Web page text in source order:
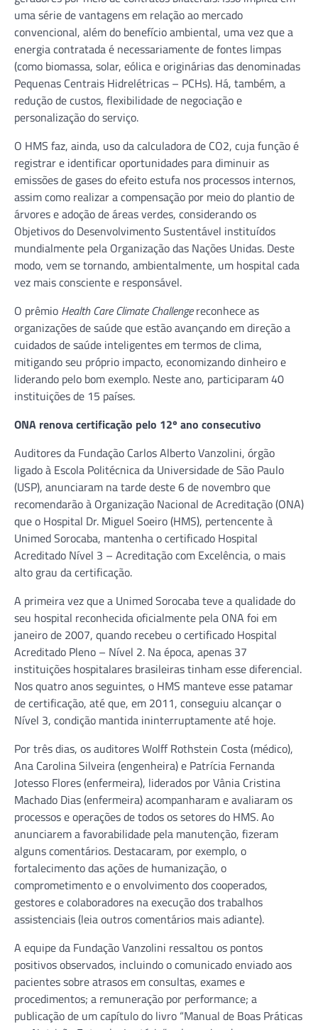
uma série de vantagens em relação ao mercado
convencional, além do benefício ambiental, uma vez que a
energia contratada é necessariamente de fontes limpas
(como biomassa, solar, eólica e originárias das denominadas
Pequenas Centrais Hidrelétricas – PCHs). Há, também, a
redução de custos, flexibilidade de negociação e
personalização do serviço.
O HMS faz, ainda, uso da calculadora de CO2, cuja função é
registrar e identificar oportunidades para diminuir as
emissões de gases do efeito estufa nos processos internos,
assim como realizar a compensação por meio do plantio de
árvores e adoção de áreas verdes, considerando os
Objetivos do Desenvolvimento Sustentável instituídos
mundialmente pela Organização das Nações Unidas. Deste
modo, vem se tornando, ambientalmente, um hospital cada
vez mais consciente e responsável.
O prêmio Health Care Climate Challengereconhece as
organizações de saúde que estão avançando em direção a
cuidados de saúde inteligentes em termos de clima,
mitigando seu próprio impacto, economizando dinheiro e
liderando pelo bom exemplo. Neste ano, participaram 40
instituições de 15 países.
ONA renova certificação pelo 12º ano consecutivo
Auditores da Fundação Carlos Alberto Vanzolini, órgão
ligado à Escola Politécnica da Universidade de São Paulo
(USP), anunciaram na tarde deste 6 de novembro que
recomendarão à Organização Nacional de Acreditação (ONA)
que o Hospital Dr. Miguel Soeiro (HMS), pertencente à
Unimed Sorocaba, mantenha o certificado Hospital
Acreditado Nível 3 – Acreditação com Excelência, o mais
alto grau da certificação.
A primeira vez que a Unimed Sorocaba teve a qualidade do
seu hospital reconhecida oficialmente pela ONA foi em
janeiro de 2007, quando recebeu o certificado Hospital
Acreditado Pleno – Nível 2. Na época, apenas 37
instituições hospitalares brasileiras tinham esse diferencial.
Nos quatro anos seguintes, o HMS manteve esse patamar
de certificação, até que, em 2011, conseguiu alcançar o
Nível 3, condição mantida ininterruptamente até hoje.
Por três dias, os auditores Wolff Rothstein Costa (médico),
Ana Carolina Silveira (engenheira) e Patrícia Fernanda
Jotesso Flores (enfermeira), liderados por Vânia Cristina
Machado Dias (enfermeira) acompanharam e avaliaram os
processos e operações de todos os setores do HMS. Ao
anunciarem a favorabilidade pela manutenção, fizeram
alguns comentários. Destacaram, por exemplo, o
fortalecimento das ações de humanização, o
comprometimento e o envolvimento dos cooperados,
gestores e colaboradores na execução dos trabalhos
assistenciais (leia outros comentários mais adiante).
A equipe da Fundação Vanzolini ressaltou os pontos
positivos observados, incluindo o comunicado enviado aos
pacientes sobre atrasos em consultas, exames e
procedimentos; a remuneração por performance; a
publicação de um capítulo do livro “Manual de Boas Práticas